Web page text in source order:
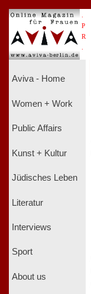
P
R
Aviva - Home
Women + Work
Public Affairs
Kunst + Kultur
Jüdisches Leben
Literatur
Interviews
Sport
About us